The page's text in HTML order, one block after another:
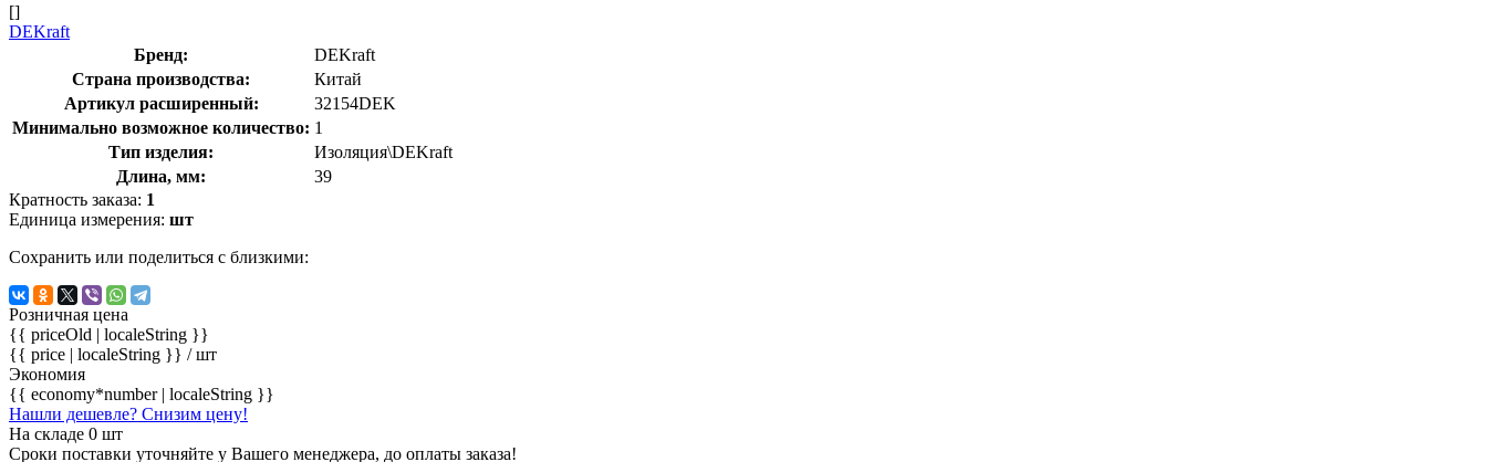
[]
DEKraft
Бренд:
DEKraft
Страна производства:
Китай
Артикул расширенный:
32154DEK
Минимально возможное количество: 1
Тип изделия:
Изоляция\DEKraft
Длина, мм:
39
Кратность заказа: 1
Единица измерения: шт
Сохранить или поделиться с близкими:
Розничная цена
{{ priceOld | localeString }}
{{ price | localeString }} / шт
Экономия
{{ economy*number | localeString }}
Нашли дешевле? Снизим цену!
На складе 0 шт
Сроки поставки уточняйте у Вашего менеджера, до оплаты заказа!